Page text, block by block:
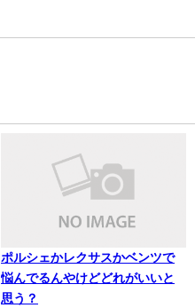
ポルシェかレクサスかベンツで
悩んでるんやけどどれがいいと
思う？